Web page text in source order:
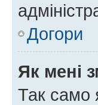
Догори
Як мені
Так само